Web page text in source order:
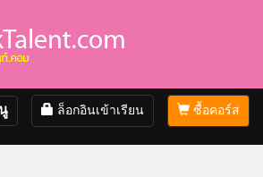
ซื้อคอร์ส
ล็อกอินเข้าเรียน